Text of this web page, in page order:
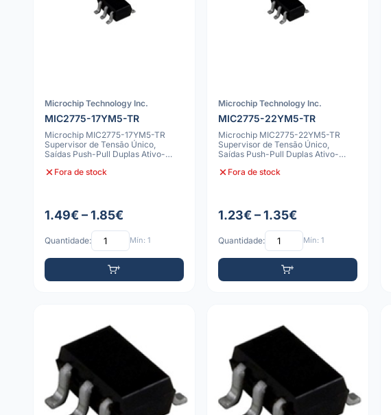
Microchip Technology Inc.
MIC2775-17YM5-TR
Microchip MIC2775-17YM5-TR
Supervisor de Tensão Único,
Saídas Push-Pull Duplas Ativo-
Fora de stock
1.49€ – 1.85€
Quantidade: Mín: 1
Microchip Technology Inc.
MIC2775-22YM5-TR
Microchip MIC2775-22YM5-TR
Supervisor de Tensão Único,
Saídas Push-Pull Duplas Ativo-
Fora de stock
1.23€ – 1.35€
Quantidade: Mín: 1